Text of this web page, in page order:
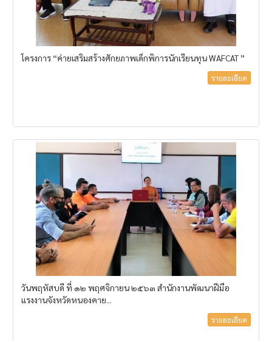
โครงการ “ค่ายเสริมสร้างศักยภาพเด็กพิการนักเรียนทุน WAFCAT ”
รายละเอียด
วันพฤหัสบดี ที่ ๑๒ พฤศจิกายน ๒๕๖๓ สำนักงานพัฒนาฝีมือ
แรงงานจังหวัดหนองคาย...
รายละเอียด